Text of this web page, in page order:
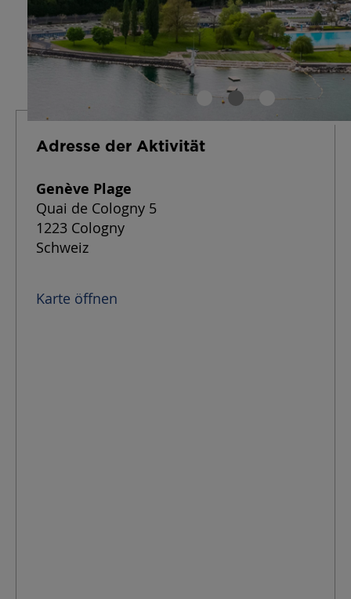
Adresse der Aktivität
Genève Plage
Quai de Cologny 5
1223 Cologny
Schweiz
Karte öffnen